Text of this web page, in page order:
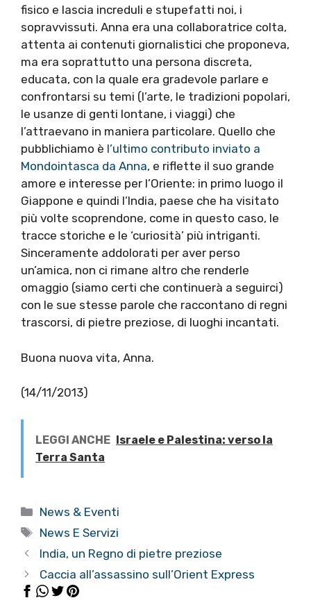
fisico e lascia increduli e stupefatti noi, i
sopravvissuti. Anna era una collaboratrice colta,
attenta ai contenuti giornalistici che proponeva,
ma era soprattutto una persona discreta,
educata, con la quale era gradevole parlare e
confrontarsi su temi (l’arte, le tradizioni popolari,
le usanze di genti lontane, i viaggi) che
l’attraevano in maniera particolare. Quello che
pubblichiamo è l’ultimo contributo inviato a
Mondointasca da Anna, e riflette il suo grande
amore e interesse per l’Oriente: in primo luogo il
Giappone e quindi l’India, paese che ha visitato
più volte scoprendone, come in questo caso, le
tracce storiche e le ‘curiosità’ più intriganti.
Sinceramente addolorati per aver perso
un’amica, non ci rimane altro che renderle
omaggio (siamo certi che continuerà a seguirci)
con le sue stesse parole che raccontano di regni
trascorsi, di pietre preziose, di luoghi incantati.
Buona nuova vita, Anna.
(14/11/2013)
LEGGI ANCHE Israele e Palestina: verso la
Terra Santa
Categorie
News & Eventi
Tag
News E Servizi
India, un Regno di pietre preziose
Caccia all’assassino sull’Orient Express